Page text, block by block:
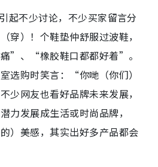
起不少讨论，不少买家留言分
）！个鞋垫仲舒服过波鞋，
”、“橡胶鞋口都都好着”。
选购时笑言：“你哋（你们）
少网友也看好品牌未来发展，
力发展成生活或时尚品牌，
）美感，其实出好多产品都会